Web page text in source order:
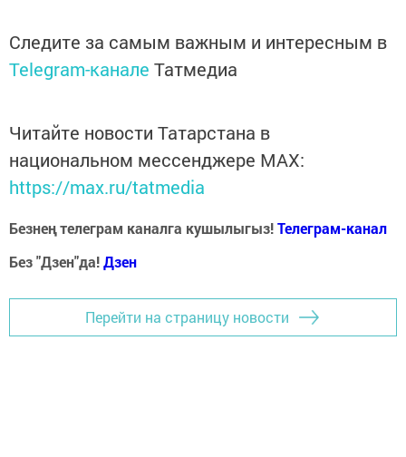
Следите за самым важным и интересным в
Telegram-канале Татмедиа
Читайте новости Татарстана в
национальном мессенджере MАХ:
https://max.ru/tatmedia
Безнең телеграм каналга кушылыгыз!Телеграм-канал
Без "Дзен"да!Дзен
Перейти на страницу новости